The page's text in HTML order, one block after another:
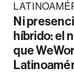
Ni
híbrido: el
que